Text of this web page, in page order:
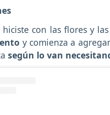
con las flores y
y comienza a
según lo van